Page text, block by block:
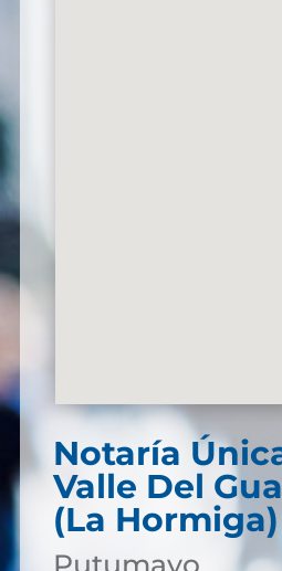
Notaría
Valle Del
(La Hormiga)
Putumayo